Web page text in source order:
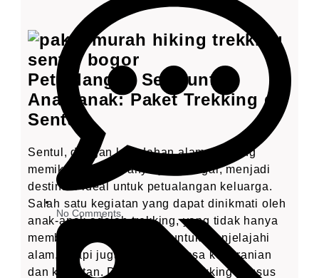
No Comments
Petualangan Seru untuk
Anak-anak: Paket Trekking di
Sentul
Sentul, dengan keindahan alamnya yang
memikat dan udaranya yang segar, menjadi
destinasi ideal untuk petualangan keluarga.
Salah satu kegiatan yang dapat dinikmati oleh
anak-anak adalah trekking, yang tidak hanya
memberikan kesempatan untuk menjelajahi
alam, tetapi juga memupuk rasa keberanian
dan keuletan. Dengan paket trekking khusus